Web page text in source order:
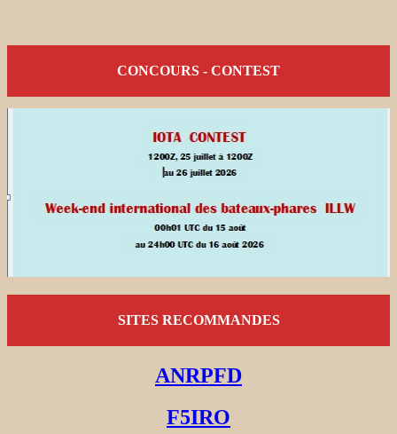
CONCOURS - CONTEST
SITES RECOMMANDES
ANRPFD
F5IRO